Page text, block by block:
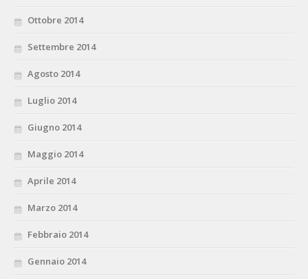
Ottobre 2014
Settembre 2014
Agosto 2014
Luglio 2014
Giugno 2014
Maggio 2014
Aprile 2014
Marzo 2014
Febbraio 2014
Gennaio 2014